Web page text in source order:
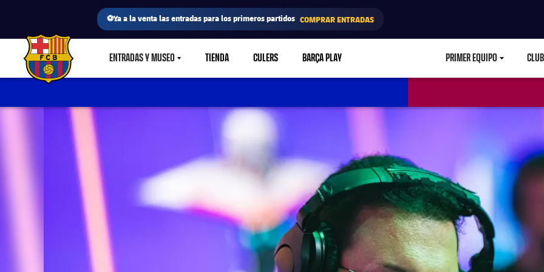
⚽Ya a la venta las entradas para los primeros partidos COMPRAR ENTRADAS
FC Barcelona club badge ENTRADAS Y MUSEOLABEL.SHARE.CARETDOWN
TIENDA CULERS BARÇA PLAY PRIMER EQUIPO CLUB